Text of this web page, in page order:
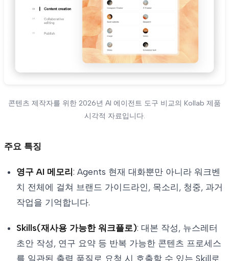
콘텐츠 제작자를 위한 2026년 AI 에이전트 도구 비교의 Kollab 제품
시각적 자료입니다.
주요 특징
영구 AI 메모리 : Agents 현재 대화뿐만 아니라 워크벤
치 전체에 걸쳐 브랜드 가이드라인, 목소리, 청중, 과거
작업을 기억합니다.
Skills(재사용 가능한 워크플로): 대본 작성, 뉴스레터
초안 작성, 연구 요약 등 반복 가능한 콘텐츠 프로세스
를 일관된 출력 품질로 요청 시 호출할 수 있는 Skill로